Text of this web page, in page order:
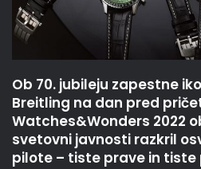
Ob 70. jubileju zapestne
Breitling na dan pred
Watches&Wonders 2022
svetovni javnosti razkril
pilote – tiste prave in tiste